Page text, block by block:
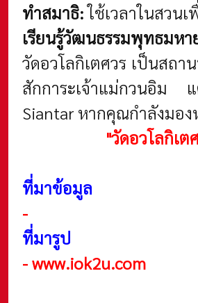
ทำสมาธิ:ใช้เวลาในสวน
เรียนรู้วัฒนธรรมพุทธมหา
วัดอวโลกิเตศวร เป็นสถ
สักการะเจ้าแม่กวนอิม แ
Siantar หากคุณกำลังมอ
"วัดอวโลกิเ
ที่มาข้อมูล
-
ที่มารูป
-www.iok2u.com